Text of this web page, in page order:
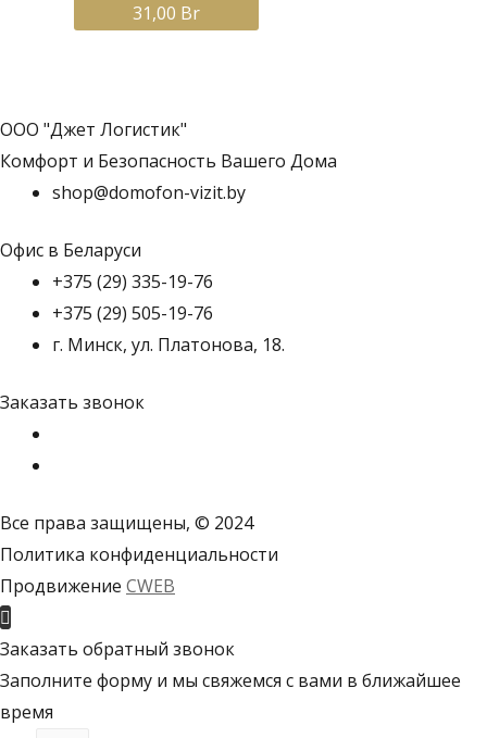
31,00 Br
ООО "Джет Логистик"
Комфорт и Безопасность Вашего Дома
shop@domofon-vizit.by
Офис в Беларуси
+375 (29) 335-19-76
+375 (29) 505-19-76
г. Минск, ул. Платонова, 18.
Заказать звонок
Все права защищены, © 2024
Политика конфиденциальности
Продвижение CWEB
наверх
Заказать обратный звонок
Заполните форму и мы свяжемся с вами в ближайшее
время